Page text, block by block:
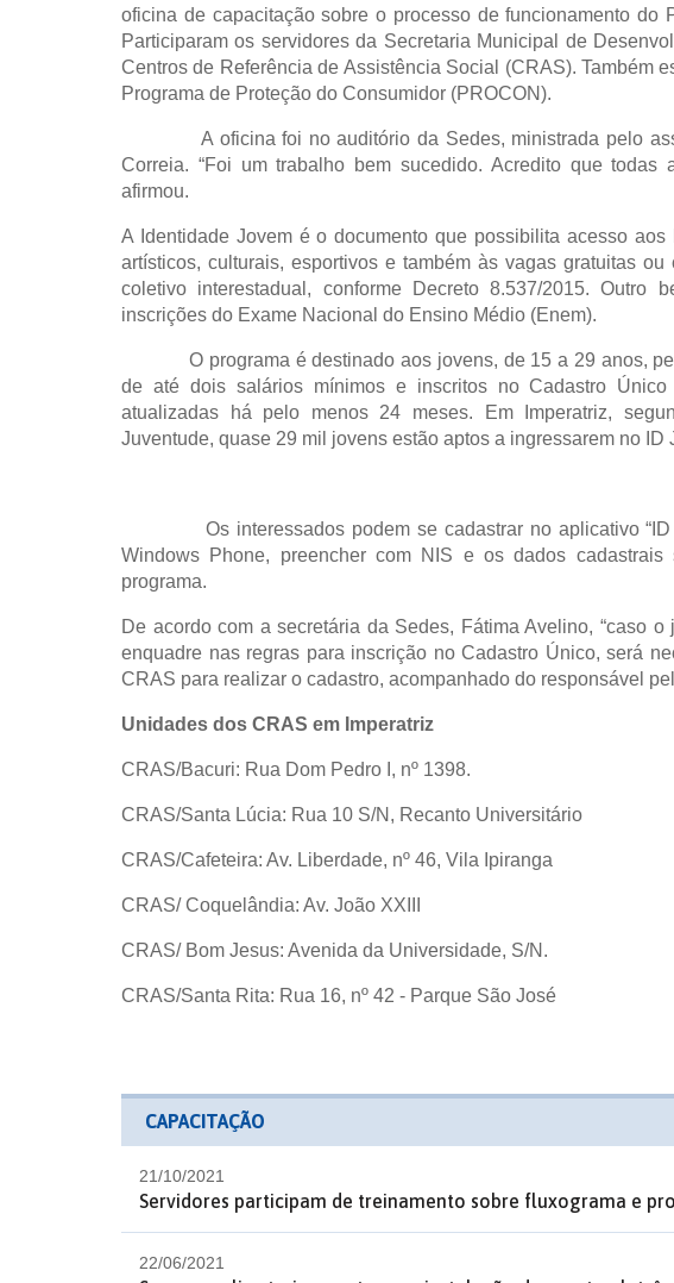
oficina de capacitação sobre o processo de funcionamento do
Participaram os servidores da Secretaria Municipal de
Centros de Referência de Assistência Social (CRAS). Também
Programa de Proteção do Consumidor (PROCON).
A oficina foi no auditório da Sedes, ministrada pelo
Correia. “Foi um trabalho bem sucedido. Acredito que todas
afirmou.
A Identidade Jovem é o documento que possibilita acesso
artísticos, culturais, esportivos e também às vagas gratuitas
coletivo interestadual, conforme Decreto 8.537/2015. Outro
inscrições do Exame Nacional do Ensino Médio (Enem).
O programa é destinado aos jovens, de 15 a 29 anos,
de até dois salários mínimos e inscritos no Cadastro
atualizadas há pelo menos 24 meses. Em Imperatriz,
Juventude, quase 29 mil jovens estão aptos a ingressarem no ID
Os interessados podem se cadastrar no aplicativo “ID
Windows Phone, preencher com NIS e os dados
programa.
De acordo com a secretária da Sedes, Fátima Avelino, “caso
enquadre nas regras para inscrição no Cadastro Único, será
CRAS para realizar o cadastro, acompanhado do responsável
Unidades dos CRAS em Imperatriz
CRAS/Bacuri: Rua Dom Pedro I, nº 1398.
CRAS/Santa Lúcia: Rua 10 S/N, Recanto Universitário
CRAS/Cafeteira: Av. Liberdade, nº 46, Vila Ipiranga
CRAS/ Coquelândia: Av. João XXIII
CRAS/ Bom Jesus: Avenida da Universidade, S/N.
CRAS/Santa Rita: Rua 16, nº 42 - Parque São José
CAPACITAÇÃO
21/10/2021
Servidores participam de treinamento sobre fluxograma e
22/06/2021